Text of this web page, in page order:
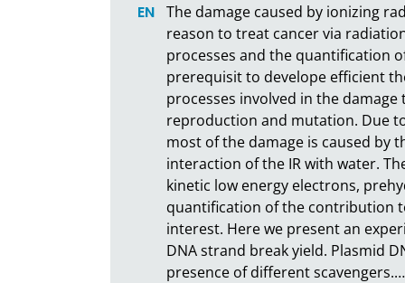
The damage caused by ionizing
reason to treat cancer via
processes and the quantification
prerequisit to develope efficient
processes involved in the
reproduction and mutation. Due
most of the damage is caused by
interaction of the IR with water.
kinetic low energy electrons,
quantification of the contribution
interest. Here we present an
DNA strand break yield. Plasmid
presence of different scavengers.…